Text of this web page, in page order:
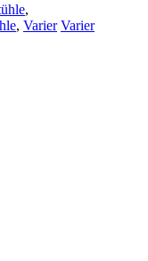
,
, Varier Varier